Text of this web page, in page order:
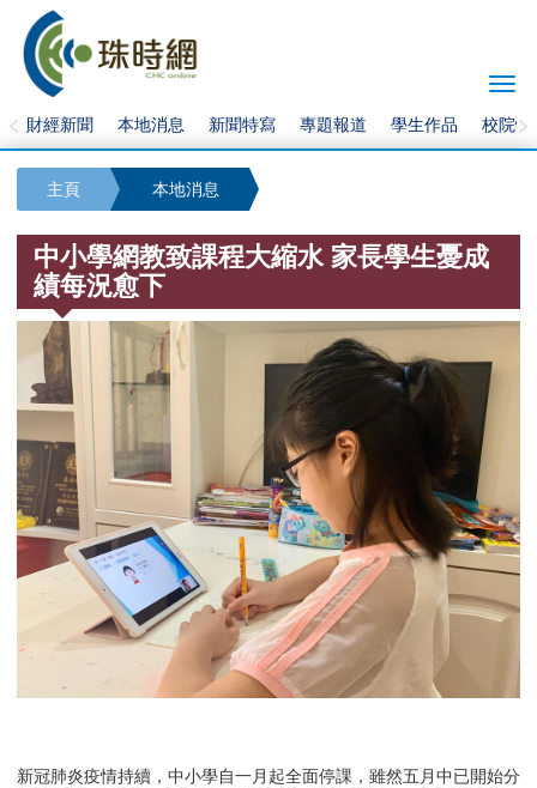
財經新聞 本地消息 新聞特寫 專題報道 學生作品 校院快
主頁 本地消息
中小學網教致課程大縮水 家長學生憂成
績每況愈下
新冠肺炎疫情持續，中小學自一月起全面停課，雖然五月中已開始分